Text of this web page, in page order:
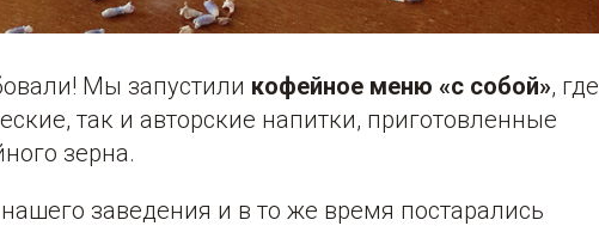
Мы запустили кофейное меню «с собой», где
так и авторские напитки, приготовленные
зерна.
заведения и в то же время постарались